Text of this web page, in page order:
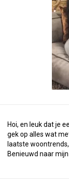
Hoi, en leuk dat je
gek op alles wat
laatste
Benieuwd naar